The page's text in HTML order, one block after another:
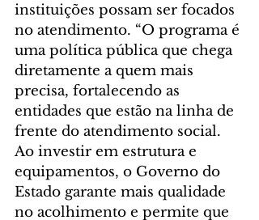
instituições possam ser focados
no atendimento. “O programa é
uma política pública que chega
diretamente a quem mais
precisa, fortalecendo as
entidades que estão na linha de
frente do atendimento social.
Ao investir em estrutura e
equipamentos, o Governo do
Estado garante mais qualidade
no acolhimento e permite que